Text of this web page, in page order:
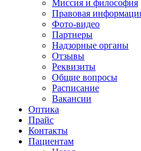
Миссия и философия
Правовая
Фото-видео
Партнеры
Надзорные органы
Отзывы
Реквизиты
Общие вопросы
Расписание
Вакансии
Оптика
Прайс
Контакты
Пациентам